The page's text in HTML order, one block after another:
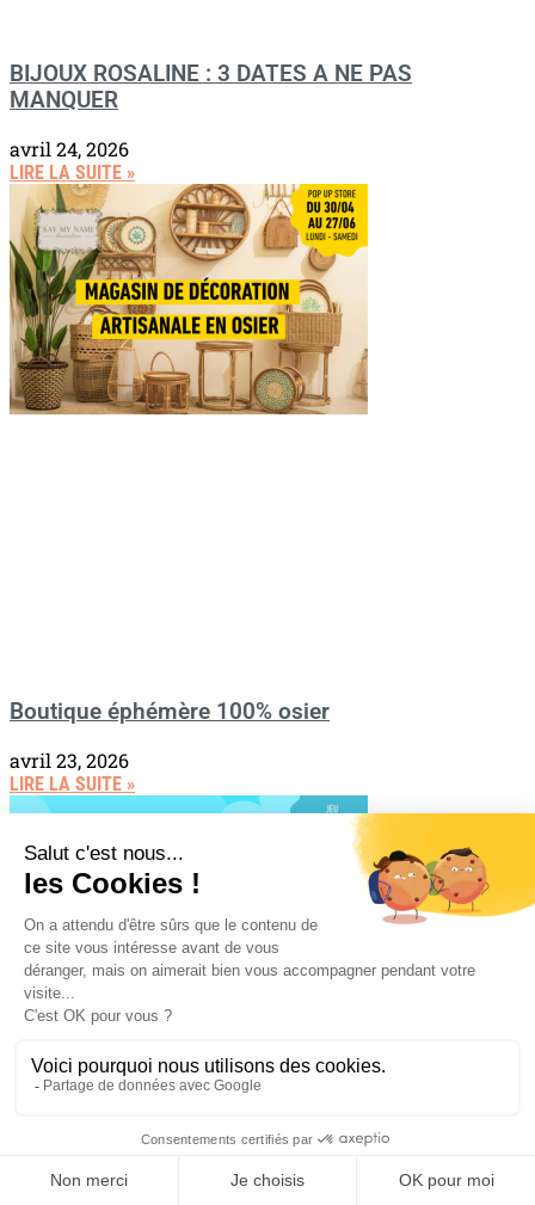
BIJOUX ROSALINE : 3 DATES A NE PAS
MANQUER
avril 24, 2026
LIRE LA SUITE »
Boutique éphémère 100% osier
avril 23, 2026
LIRE LA SUITE »